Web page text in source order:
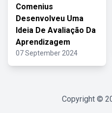
Comenius
Desenvolveu Uma
Ideia De Avaliação Da
Aprendizagem
07 September 2024
Copyright ©